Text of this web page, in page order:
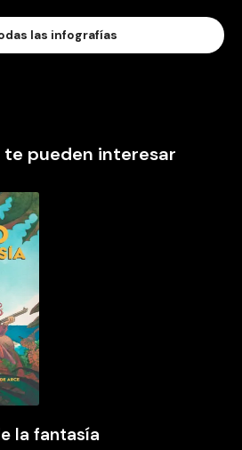
las infografías
te pueden interesar
la fantasía